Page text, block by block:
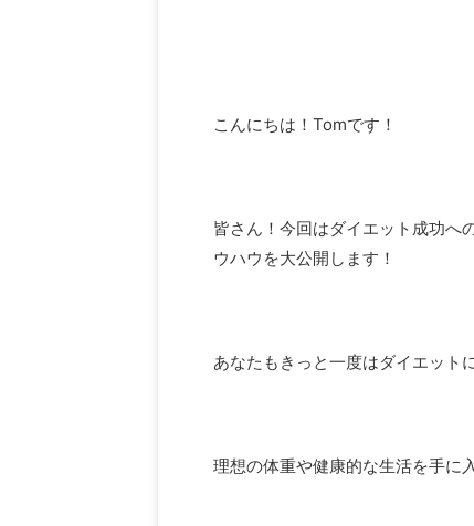
こんにちは！Tomです！
皆さん！今回はダイエット成功へ
ウハウを大公開します！
あなたもきっと一度はダイエット
理想の体重や健康的な生活を手に